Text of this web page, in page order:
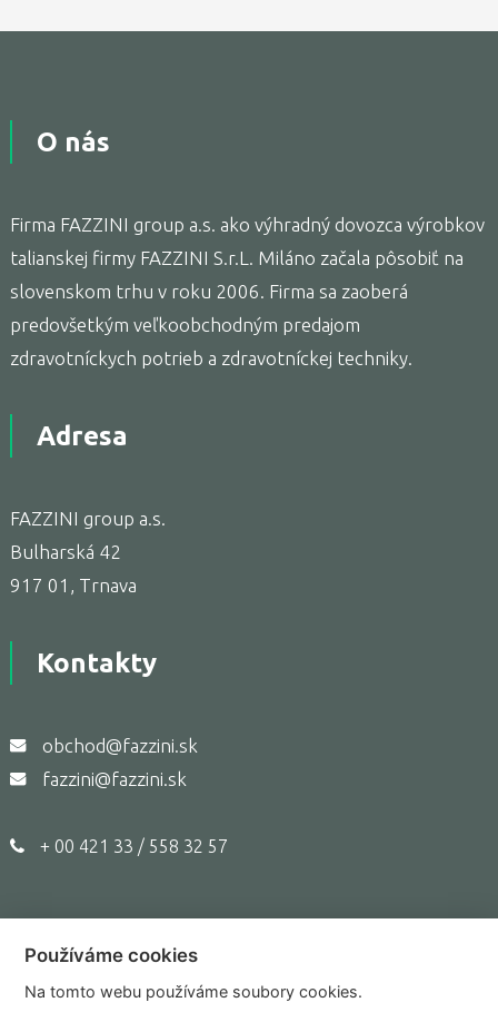
O nás
Firma FAZZINI group a.s. ako výhradný dovozca výrobkov
talianskej firmy FAZZINI S.r.L. Miláno začala pôsobiť na
slovenskom trhu v roku 2006. Firma sa zaoberá
predovšetkým veľkoobchodným predajom
zdravotníckych potrieb a zdravotníckej techniky.
Adresa
FAZZINI group a.s.
Bulharská 42
917 01, Trnava
Kontakty
obchod@fazzini.sk
fazzini@fazzini.sk
+ 00 421 33 / 558 32 57
Copyright © 2017,Fazzini.sk
Používáme cookies
Na tomto webu používáme soubory cookies.